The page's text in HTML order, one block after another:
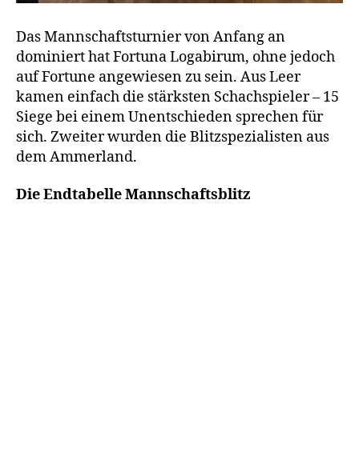
Das Mannschaftsturnier von Anfang an
dominiert hat Fortuna Logabirum, ohne jedoch
auf Fortune angewiesen zu sein. Aus Leer
kamen einfach die stärksten Schachspieler – 15
Siege bei einem Unentschieden sprechen für
sich. Zweiter wurden die Blitzspezialisten aus
dem Ammerland.
Die EndtabelleMannschaftsblitz